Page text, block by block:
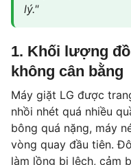
lý."
1. Khối lượng
không cân bằng
Máy giặt LG được
nhồi nhét quá nhiều
bông quá nặng, máy
vòng quay đầu tiên.
làm lồng bị lệch, cảm